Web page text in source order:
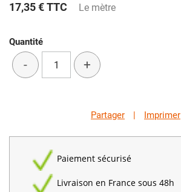
17,35 €TTC Le mètre
Quantité
- +
Partager | Imprimer
Paiement sécurisé
Livraison en France sous 48h